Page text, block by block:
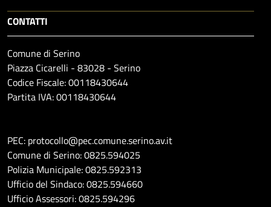
CONTATTI
Comune di Serino
Piazza Cicarelli - 83028 - Serino
Codice Fiscale: 00118430644
Partita IVA: 00118430644
PEC: protocollo@pec.comune.serino.av.it
Comune di Serino: 0825.594025
Polizia Municipale: 0825.592313
Ufficio del Sindaco: 0825.594660
Ufficio Assessori: 0825.594296